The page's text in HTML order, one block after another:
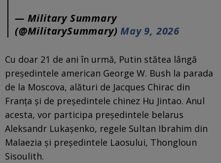
— Military Summary
(@MilitarySummary)May 9, 2026
Cu doar 21 de ani în urmă, Putin stătea lângă
preşedintele american George W. Bush la parada
de la Moscova, alături de Jacques Chirac din
Franţa şi de preşedintele chinez Hu Jintao. Anul
acesta, vor participa preşedintele belarus
Aleksandr Lukaşenko, regele Sultan Ibrahim din
Malaezia şi preşedintele Laosului, Thongloun
Sisoulith.